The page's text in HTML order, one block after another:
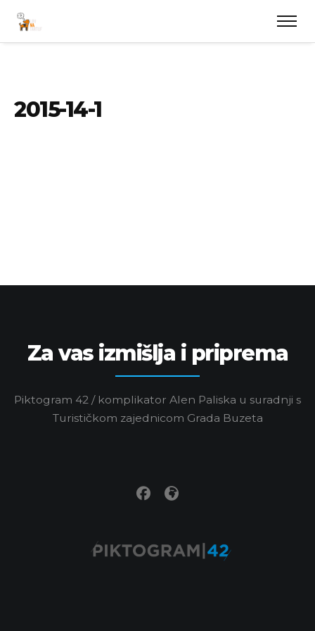
2015-14-1
Za vas izmišlja i priprema
Piktogram 42 / komplikator Alen Paliska u suradnji s
Turističkom zajednicom Grada Buzeta